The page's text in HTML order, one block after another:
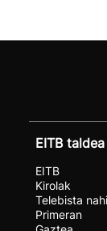
EITB taldea
EITB
Kirolak
Telebista
Primeran